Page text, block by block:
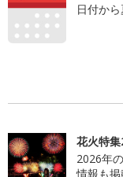
日付か
花火特
2026年
情報も掲